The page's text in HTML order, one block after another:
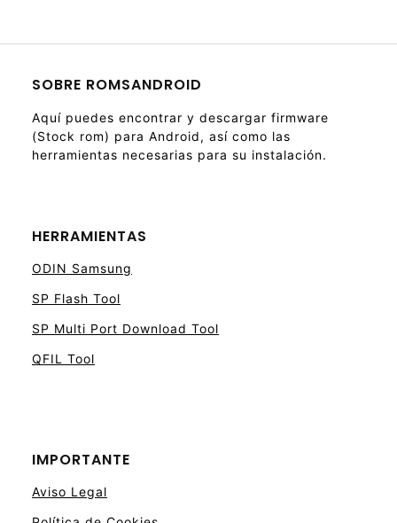
SOBRE ROMSANDROID
Aquí puedes encontrar y descargar firmware
(Stock rom) para Android, así como las
herramientas necesarias para su instalación.
HERRAMIENTAS
ODIN Samsung
SP Flash Tool
SP Multi Port Download Tool
QFIL Tool
IMPORTANTE
Aviso Legal